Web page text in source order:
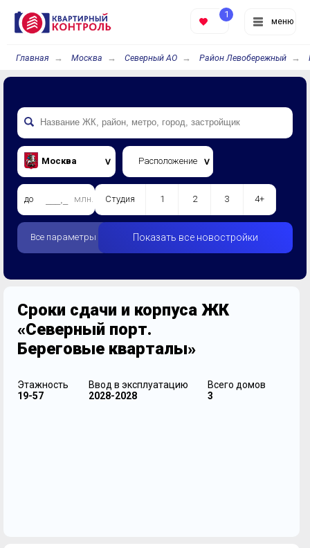
меню
1
Главная Москва Северный АО Район Левобережный
Москва Расположение
до млн. Студия 1 2 3 4+
Все параметры Показать все новостройки
Сроки сдачи и корпуса ЖК
«Северный порт.
Береговые кварталы»
Этажность
19-57
Ввод в эксплуатацию
2028-2028
Всего домов
3